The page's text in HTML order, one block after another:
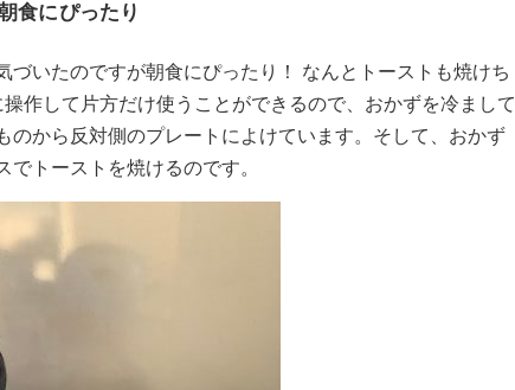
食にぴったり
づいたのですが朝食にぴったり！ なんとトーストも焼けち
作して片方だけ使うことができるので、おかずを冷まして
のから反対側のプレートによけています。そして、おかず
トーストを焼けるのです。